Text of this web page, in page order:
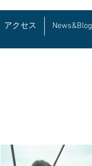
アクセス News&Blog